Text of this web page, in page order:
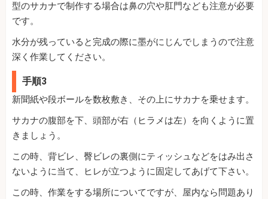
型のサカナで制作する場合は鼻の穴や肛門なども注意が必要
です。
水分が残っていると完成の際に墨がにじんでしまうので注意
深く作業してください。
手順3
新聞紙や段ボールを数枚敷き、その上にサカナを乗せます。
サカナの腹部を下、頭部が右（ヒラメは左）を向くように置
きましょう。
この時、背ビレ、臀ビレの裏側にティッシュなどをはみ出さ
ないように当て、ヒレが立つように固定してあげて下さい。
この時、作業をする場所についてですが、屋内なら問題あり